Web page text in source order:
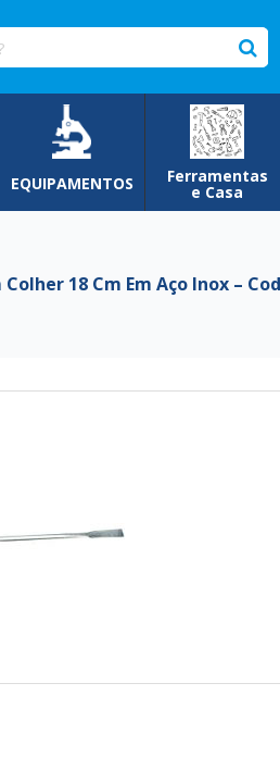
EQUIPAMENTOS Ferramentas
e Casa
18 Cm Em Aço Inox –